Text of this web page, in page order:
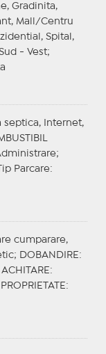
Gradinita,
Mall/Centru
Spital,
- Vest;
septica, Internet,
Tip Parcare:
cumparare,
DOBANDIRE :
ACHITARE :
: